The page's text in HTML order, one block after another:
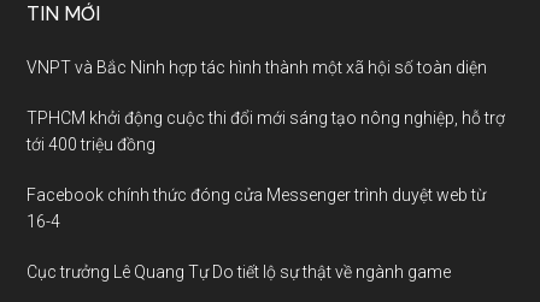
TIN MỚI
VNPT và Bắc Ninh hợp tác hình thành một xã hội số toàn diện
TPHCM khởi động cuộc thi đổi mới sáng tạo nông nghiệp, hỗ trợ
tới 400 triệu đồng
Facebook chính thức đóng cửa Messenger trình duyệt web từ
16-4
Cục trưởng Lê Quang Tự Do tiết lộ sự thật về ngành game